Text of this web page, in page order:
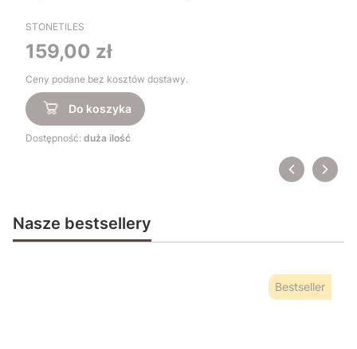
STONETILES
Cena
159,00 zł
Ceny podane bez kosztów dostawy.
Do koszyka
Dostępność: duża ilość
Nasze bestsellery
Bestseller